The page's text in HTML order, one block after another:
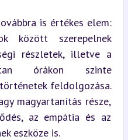
is értékes elem:
között szerepelnek
részletek, illetve a
órákon szinte
feldolgozása.
magyartanítás része,
az empátia és az
eszköze is.